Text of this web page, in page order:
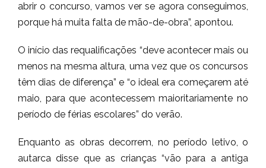
abrir o concurso, vamos ver se agora conseguimos,
porque há muita falta de mão-de-obra”, apontou.
O início das requalificações “deve acontecer mais ou
menos na mesma altura, uma vez que os concursos
têm dias de diferença” e “o ideal era começarem até
maio, para que acontecessem maioritariamente no
período de férias escolares” do verão.
Enquanto as obras decorrem, no período letivo, o
autarca disse que as crianças “vão para a antiga